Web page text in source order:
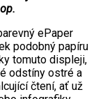
ePaper
podobný papíru
tomuto displeji,
odstíny ostré a
čtení, ať už